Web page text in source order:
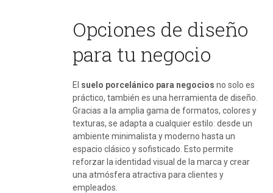
Opciones de diseño
para tu negocio
El suelo porcelánico para negocios no solo es
práctico, también es una herramienta de diseño.
Gracias a la amplia gama de formatos, colores y
texturas, se adapta a cualquier estilo: desde un
ambiente minimalista y moderno hasta un
espacio clásico y sofisticado. Esto permite
reforzar la identidad visual de la marca y crear
una atmósfera atractiva para clientes y
empleados.